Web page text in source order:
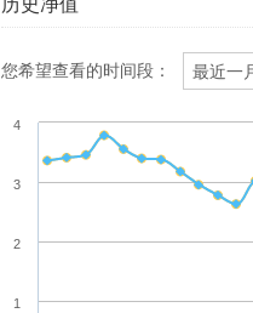
您希望查看的时间段：
1
2
3
4